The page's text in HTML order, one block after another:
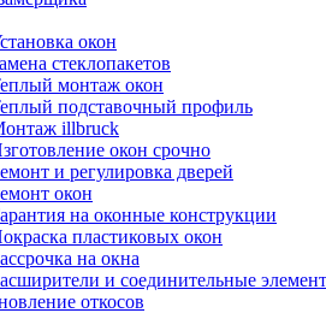
окон
стеклопакетов
монтаж окон
подставочный профиль
illbruck
окон срочно
и регулировка дверей
окон
на оконные конструкции
пластиковых окон
на окна
и соединительные
откосов